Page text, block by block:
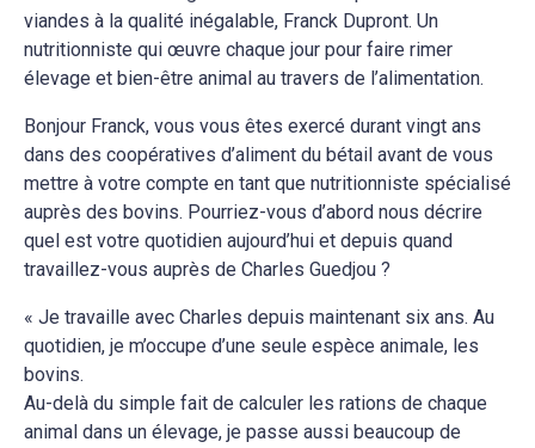
viandes à la qualité inégalable, Franck Dupront. Un
nutritionniste qui œuvre chaque jour pour faire rimer
élevage et bien-être animal au travers de l’alimentation.
Bonjour Franck, vous vous êtes exercé durant vingt ans
dans des coopératives d’aliment du bétail avant de vous
mettre à votre compte en tant que nutritionniste spécialisé
auprès des bovins. Pourriez-vous d’abord nous décrire
quel est votre quotidien aujourd’hui et depuis quand
travaillez-vous auprès de Charles Guedjou ?
« Je travaille avec Charles depuis maintenant six ans. Au
quotidien, je m’occupe d’une seule espèce animale, les
bovins.
Au-delà du simple fait de calculer les rations de chaque
animal dans un élevage, je passe aussi beaucoup de